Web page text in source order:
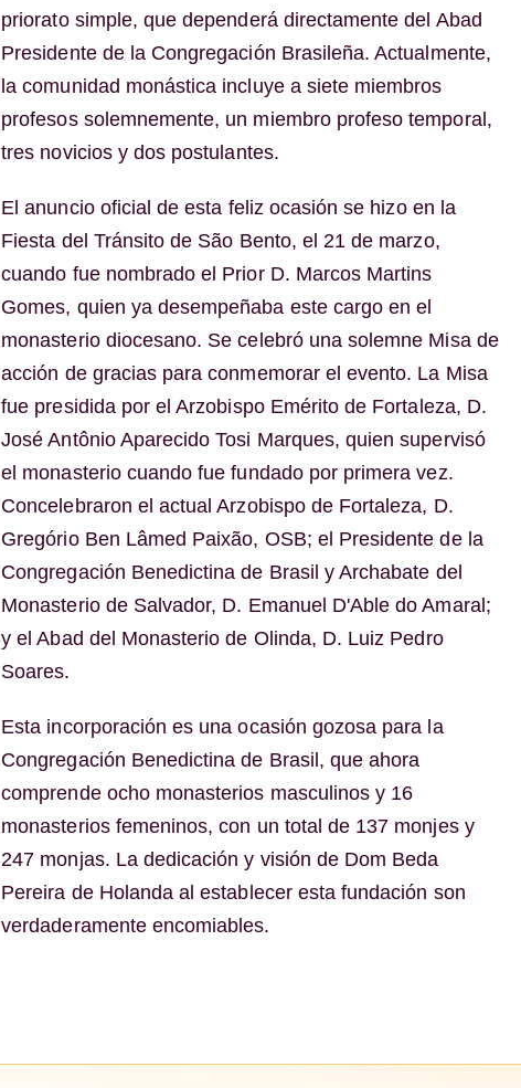
priorato simple, que dependerá directamente del Abad
Presidente de la Congregación Brasileña. Actualmente,
la comunidad monástica incluye a siete miembros
profesos solemnemente, un miembro profeso temporal,
tres novicios y dos postulantes.
El anuncio oficial de esta feliz ocasión se hizo en la
Fiesta del Tránsito de São Bento, el 21 de marzo,
cuando fue nombrado el Prior D. Marcos Martins
Gomes, quien ya desempeñaba este cargo en el
monasterio diocesano. Se celebró una solemne Misa de
acción de gracias para conmemorar el evento. La Misa
fue presidida por el Arzobispo Emérito de Fortaleza, D.
José Antônio Aparecido Tosi Marques, quien supervisó
el monasterio cuando fue fundado por primera vez.
Concelebraron el actual Arzobispo de Fortaleza, D.
Gregório Ben Lâmed Paixão, OSB; el Presidente de la
Congregación Benedictina de Brasil y Archabate del
Monasterio de Salvador, D. Emanuel D'Able do Amaral;
y el Abad del Monasterio de Olinda, D. Luiz Pedro
Soares.
Esta incorporación es una ocasión gozosa para la
Congregación Benedictina de Brasil, que ahora
comprende ocho monasterios masculinos y 16
monasterios femeninos, con un total de 137 monjes y
247 monjas. La dedicación y visión de Dom Beda
Pereira de Holanda al establecer esta fundación son
verdaderamente encomiables.